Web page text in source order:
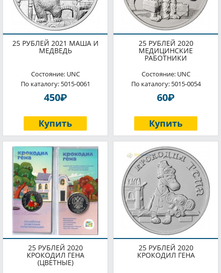
25 РУБЛЕЙ 2021 МАША И
МЕДВЕДЬ
Состояние: UNC
По каталогу: 5015-0061
450P
Купить
25 РУБЛЕЙ 2020
МЕДИЦИНСКИЕ
РАБОТНИКИ
Состояние: UNC
По каталогу: 5015-0054
60P
Купить
25 РУБЛЕЙ 2020
КРОКОДИЛ ГЕНА
(ЦВЕТНЫЕ)
25 РУБЛЕЙ 2020
КРОКОДИЛ ГЕНА